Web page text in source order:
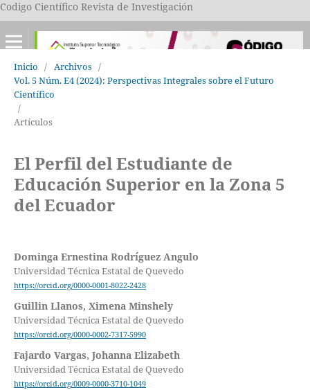
Codigo Científico Revista de Investigación
Inicio / Archivos /
Vol. 5 Núm. E4 (2024): Perspectivas Integrales sobre el Futuro
Científico
/
Artículos
El Perfil del Estudiante de
Educación Superior en la Zona 5
del Ecuador
Dominga Ernestina Rodríguez Angulo
Universidad Técnica Estatal de Quevedo
https://orcid.org/0000-0001-8022-2428
Guillin Llanos, Ximena Minshely
Universidad Técnica Estatal de Quevedo
https://orcid.org/0000-0002-7317-5990
Fajardo Vargas, Johanna Elizabeth
Universidad Técnica Estatal de Quevedo
https://orcid.org/0009-0000-3710-1049